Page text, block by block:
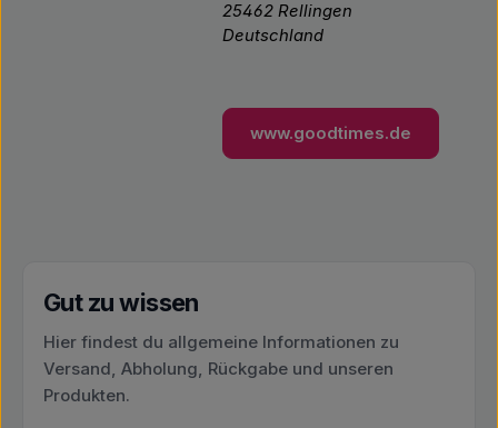
25462 Rellingen
Deutschland
www.goodtimes.de
Gut zu wissen
Hier findest du allgemeine Informationen zu
Versand, Abholung, Rückgabe und unseren
Produkten.